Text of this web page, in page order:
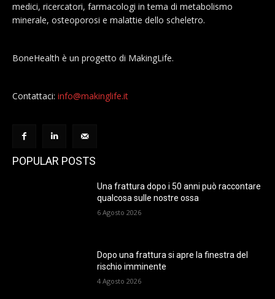
medici, ricercatori, farmacologi in tema di metabolismo
minerale, osteoporosi e malattie dello scheletro.
BoneHealth è un progetto di MakingLife.
Contattaci: info@makinglife.it
POPULAR POSTS
Una frattura dopo i 50 anni può raccontare
qualcosa sulle nostre ossa
6 Agosto 2026
Dopo una frattura si apre la finestra del
rischio imminente
4 Agosto 2026